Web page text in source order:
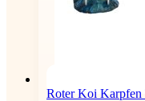
Roter Koi Karpfen